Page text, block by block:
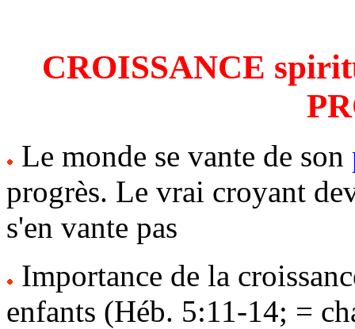
CROISSANCE
Le monde se vante de son
progrès. Le vrai croyant
s'en vante pas
Importance de la
enfants (Héb. 5:11-14; =